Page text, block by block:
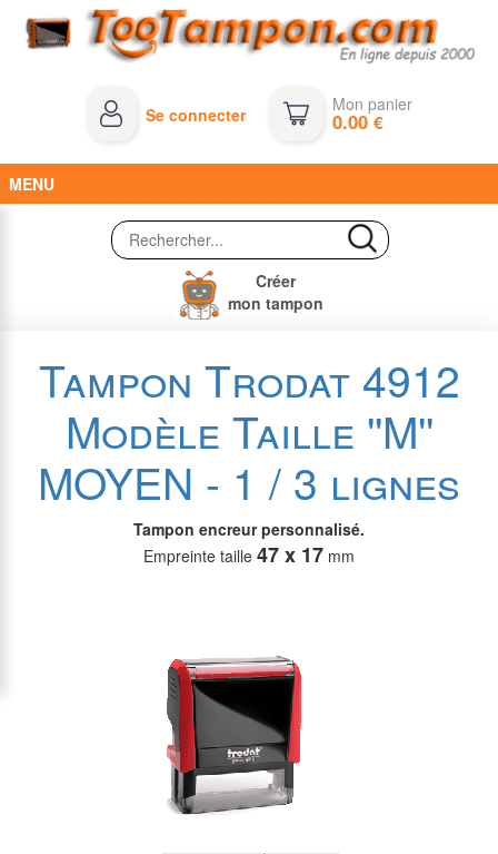
Se connecter Mon panier
0.00€
MENU
Créer
mon tampon
Tampon Trodat 4912
Modèle Taille ''M''
MOYEN - 1 / 3 lignes
Tampon encreur personnalisé.
Empreinte taille 47 x 17 mm